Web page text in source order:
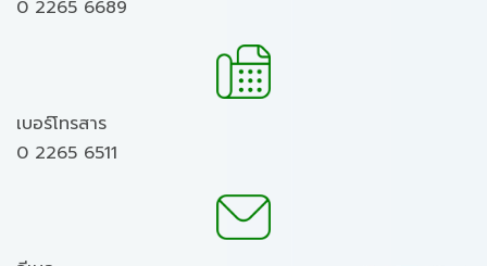
0 2265 6689
เบอร์โทรสาร
0 2265 6511